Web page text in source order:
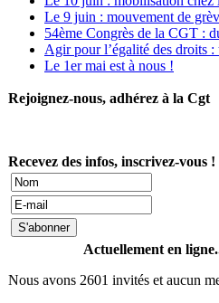
Le 9 juin : mouvement de
54ème Congrès de la CGT :
Agir pour l’égalité des droits
Le 1er mai est à nous !
Rejoignez-nous, adhérez à la Cgt
Recevez des infos, inscrivez-vous !
Actuellement en
Nous avons 2601 invités et aucun